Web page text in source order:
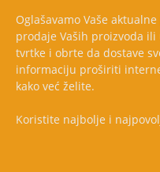
Oglašavamo Vaše
prodaje Vaših proizvoda
tvrtke i obrte da dostave
informaciju proširiti
kako već želite.
Koristite najbolje i